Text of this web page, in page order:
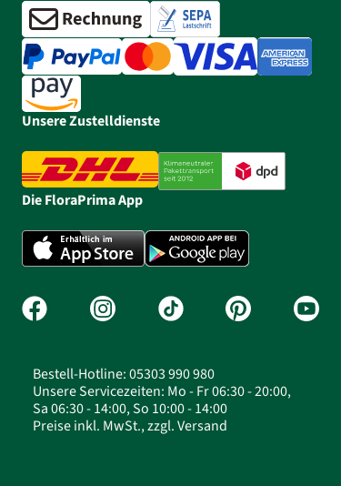
Unsere Zustelldienste
Die FloraPrima App
Bestell-Hotline: 05303 990 980
Unsere Servicezeiten: Mo - Fr 06:30 - 20:00,
Sa 06:30 - 14:00, So 10:00 - 14:00
Preise inkl. MwSt., zzgl. Versand